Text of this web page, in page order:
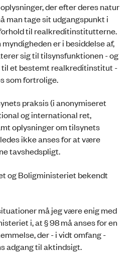
der efter deres natur
man tage sit udgangspunkt i
til realkreditinstitutterne.
er i besiddelse af,
sig til tilsynsfunktionen - og
et bestemt realkreditinstitut -
som fortrolige.
praksis (i anonymiseret
og international ret,
oplysninger om tilsynets
ikke anses for at være
tavshedspligt.
og Boligministeriet bekendt
må jeg være enig med
i, at § 98 må anses for en
der - i vidt omfang -
adgang til aktindsigt.